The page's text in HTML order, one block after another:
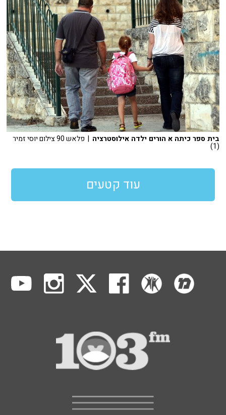
בית ספר כיתה א הורים ילדה אילוסטרציה | פלאש 90 צילום יוסי זמיר
(1)
עוד קטעים